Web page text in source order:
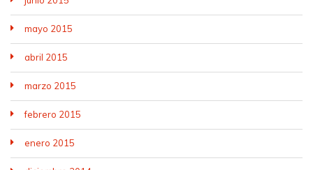
mayo 2015
abril 2015
marzo 2015
febrero 2015
enero 2015